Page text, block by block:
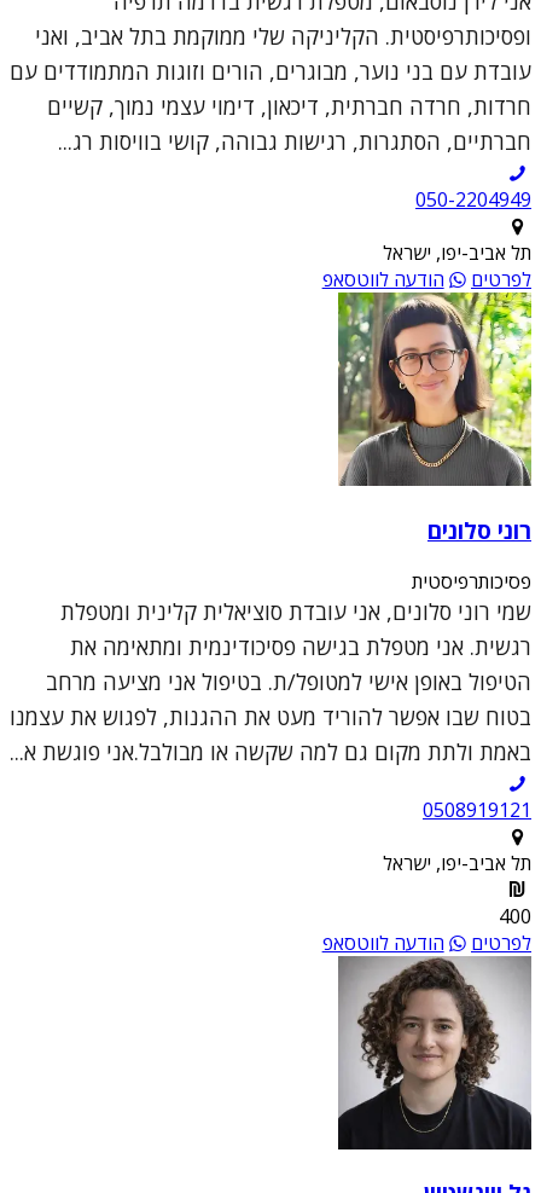
ופסיכותרפיסטית. הקליניקה שלי ממוקמת בתל אביב, ואני
עובדת עם בני נוער, מבוגרים, הורים וזוגות המתמודדים עם
חרדות, חרדה חברתית, דיכאון, דימוי עצמי נמוך, קשיים
חברתיים, הסתגרות, רגישות גבוהה, קושי בוויסות רג...
050-2204949
תל אביב-יפו, ישראל
לפרטים
הודעה לווטסאפ
רוני סלונים
פסיכותרפיסטית
שמי רוני סלונים, אני עובדת סוציאלית קלינית ומטפלת
רגשית. אני מטפלת בגישה פסיכודינמית ומתאימה את
הטיפול באופן אישי למטופל/ת. בטיפול אני מציעה מרחב
בטוח שבו אפשר להוריד מעט את ההגנות, לפגוש את עצמנו
באמת ולתת מקום גם למה שקשה או מבולבל.אני פוגשת א...
0508919121
תל אביב-יפו, ישראל
400
לפרטים
הודעה לווטסאפ